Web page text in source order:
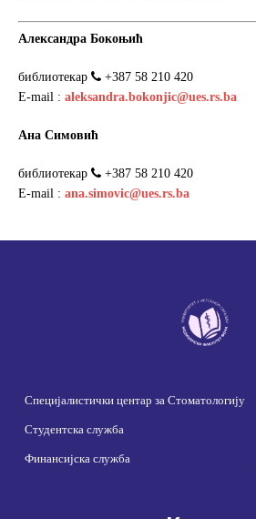
Александра Бокоњић
библиотекар +387 58 210 420
Е-mail : aleksandra.bokonjic@ues.rs.ba
Ана Симовић
библиотекар +387 58 210 420
Е-mail : ana.simovic@ues.rs.ba
Специјалистички центар за Стоматологију
Студентска служба
Финансијска служба